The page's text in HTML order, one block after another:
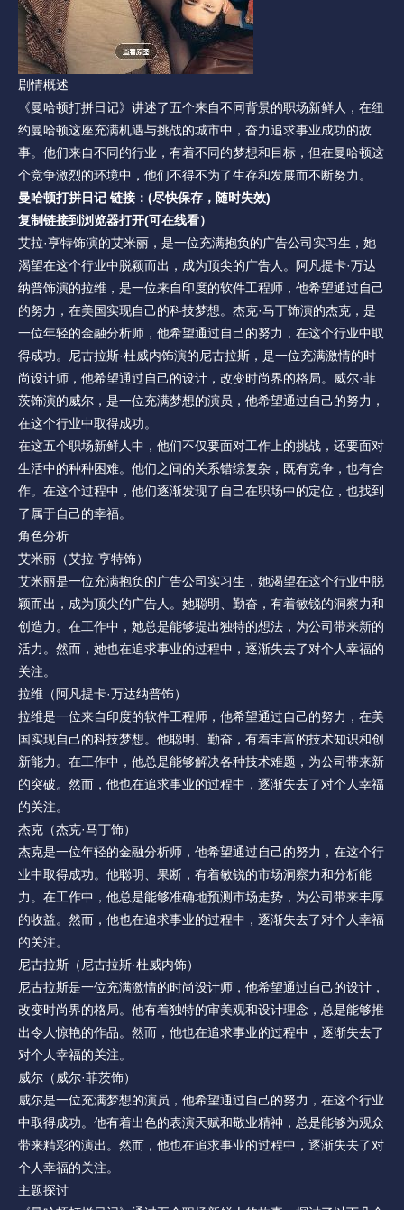
剧情概述
《曼哈顿打拼日记》讲述了五个来自不同背景的职场新鲜人，在纽
约曼哈顿这座充满机遇与挑战的城市中，奋力追求事业成功的故
事。他们来自不同的行业，有着不同的梦想和目标，但在曼哈顿这
个竞争激烈的环境中，他们不得不为了生存和发展而不断努力。
曼哈顿打拼日记 链接：(尽快保存，随时失效)
复制链接到浏览器打开(可在线看）
艾拉·亨特饰演的艾米丽，是一位充满抱负的广告公司实习生，她
渴望在这个行业中脱颖而出，成为顶尖的广告人。阿凡提卡·万达
纳普饰演的拉维，是一位来自印度的软件工程师，他希望通过自己
的努力，在美国实现自己的科技梦想。杰克·马丁饰演的杰克，是
一位年轻的金融分析师，他希望通过自己的努力，在这个行业中取
得成功。尼古拉斯·杜威内饰演的尼古拉斯，是一位充满激情的时
尚设计师，他希望通过自己的设计，改变时尚界的格局。威尔·菲
茨饰演的威尔，是一位充满梦想的演员，他希望通过自己的努力，
在这个行业中取得成功。
在这五个职场新鲜人中，他们不仅要面对工作上的挑战，还要面对
生活中的种种困难。他们之间的关系错综复杂，既有竞争，也有合
作。在这个过程中，他们逐渐发现了自己在职场中的定位，也找到
了属于自己的幸福。
角色分析
艾米丽（艾拉·亨特饰）
艾米丽是一位充满抱负的广告公司实习生，她渴望在这个行业中脱
颖而出，成为顶尖的广告人。她聪明、勤奋，有着敏锐的洞察力和
创造力。在工作中，她总是能够提出独特的想法，为公司带来新的
活力。然而，她也在追求事业的过程中，逐渐失去了对个人幸福的
关注。
拉维（阿凡提卡·万达纳普饰）
拉维是一位来自印度的软件工程师，他希望通过自己的努力，在美
国实现自己的科技梦想。他聪明、勤奋，有着丰富的技术知识和创
新能力。在工作中，他总是能够解决各种技术难题，为公司带来新
的突破。然而，他也在追求事业的过程中，逐渐失去了对个人幸福
的关注。
杰克（杰克·马丁饰）
杰克是一位年轻的金融分析师，他希望通过自己的努力，在这个行
业中取得成功。他聪明、果断，有着敏锐的市场洞察力和分析能
力。在工作中，他总是能够准确地预测市场走势，为公司带来丰厚
的收益。然而，他也在追求事业的过程中，逐渐失去了对个人幸福
的关注。
尼古拉斯（尼古拉斯·杜威内饰）
尼古拉斯是一位充满激情的时尚设计师，他希望通过自己的设计，
改变时尚界的格局。他有着独特的审美观和设计理念，总是能够推
出令人惊艳的作品。然而，他也在追求事业的过程中，逐渐失去了
对个人幸福的关注。
威尔（威尔·菲茨饰）
威尔是一位充满梦想的演员，他希望通过自己的努力，在这个行业
中取得成功。他有着出色的表演天赋和敬业精神，总是能够为观众
带来精彩的演出。然而，他也在追求事业的过程中，逐渐失去了对
个人幸福的关注。
主题探讨